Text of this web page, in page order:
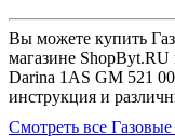
Вы можете купить
магазине ShopByt.RU
Darina 1AS GM 521
инструкция и
Смотреть все